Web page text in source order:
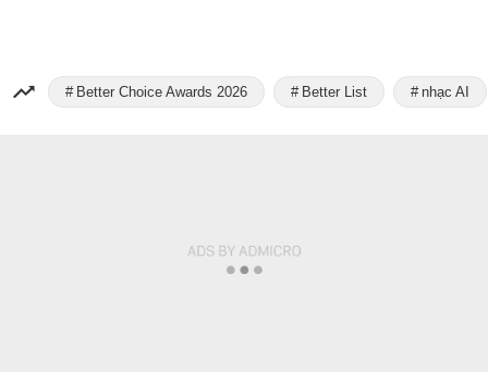
Better Choice Awards 2026 Better List nhạc AI